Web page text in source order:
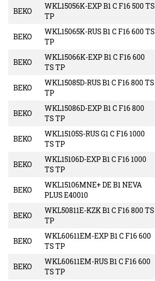
BEKO
WKL15056K-EXP B1 C F16 500 TS
TP
BEKO
WKL15065K-RUS B1 C F16 600 TS
TP
BEKO
WKL15066K-EXP B1 C F16 600
TS TP
BEKO
WKL15085D-RUS B1 C F16 800 TS
TP
BEKO
WKL15086D-EXP B1 C F16 800
TS TP
BEKO
WKL15105S-RUS G1 C F16 1000
TS TP
BEKO
WKL15106D-EXP B1 C F16 1000
TS TP
BEKO
WKL15106MNE+ DE B1 NEVA
PLUS E40010
BEKO
WKL50811E-KZK B1 C F16 800 TS
TP
BEKO
WKL60611EM-EXP B1 C F16 600
TS TP
BEKO
WKL60611EM-RUS B1 C F16 600
TS TP